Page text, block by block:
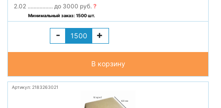
2.02 ................. до 3000 руб.?
Минимальный заказ: 1500 шт.
- +
В корзину
Артикул: 2183263021